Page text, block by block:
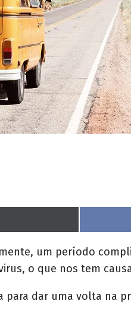
um período
o que nos tem
para dar uma volta na